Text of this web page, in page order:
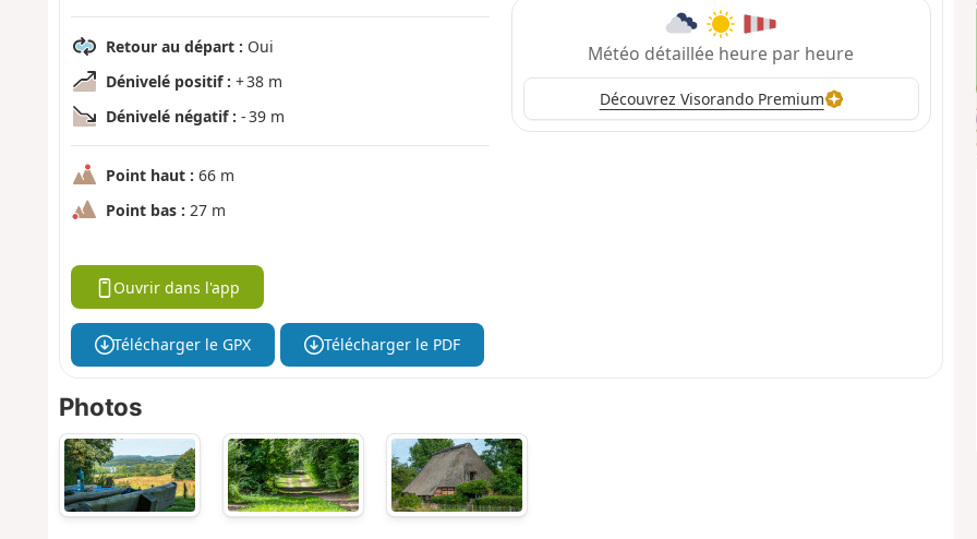
Retour au départ : Oui
Dénivelé positif : + 38 m
Dénivelé négatif : - 39 m
Point haut : 66 m
Point bas : 27 m
Météo détaillée heure par heure
Découvrez Visorando Premium
Ouvrir dans l'app
Télécharger le GPX Télécharger le PDF
Photos